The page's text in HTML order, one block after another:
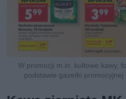
W promocji m.in. kultowe kawy,
podstawie gazetki